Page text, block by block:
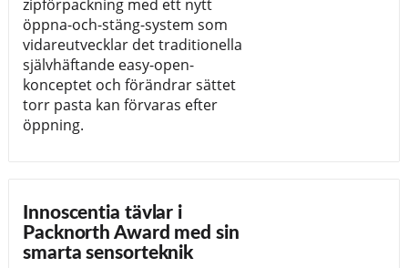
zipförpackning med ett nytt
öppna-och-stäng-system som
vidareutvecklar det traditionella
självhäftande easy-open-
konceptet och förändrar sättet
torr pasta kan förvaras efter
öppning.
Innoscentia tävlar i
Packnorth Award med sin
smarta sensorteknik